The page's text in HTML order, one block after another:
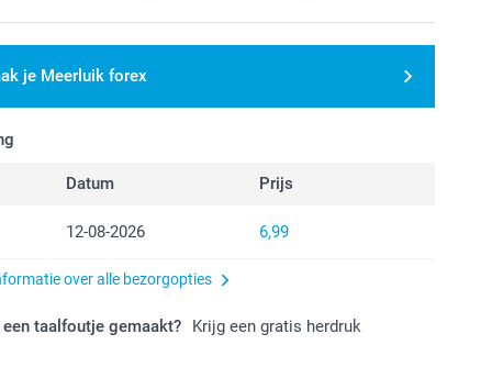
je Meerluik forex
Datum Prijs
12-08-2026 6,99
over alle bezorgopties
een taalfoutje gemaakt? Krijg een gratis herdruk